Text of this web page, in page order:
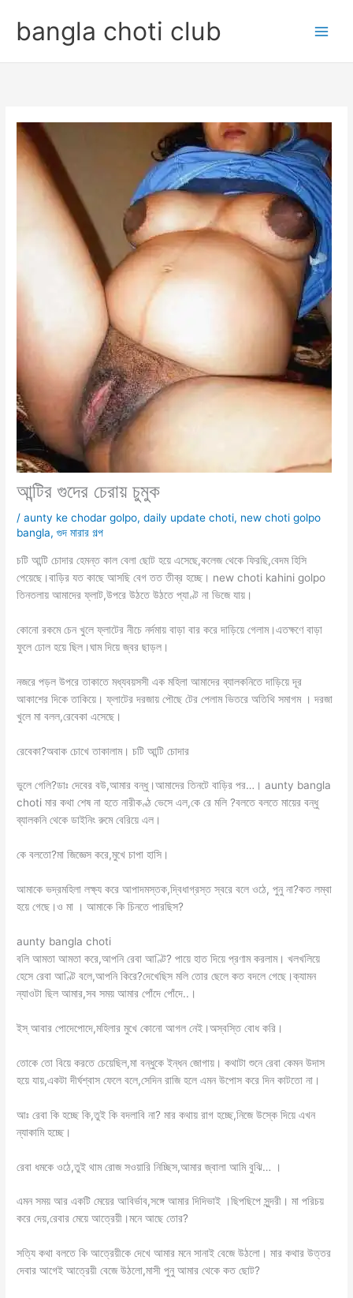
contentbangla choti club
আন্টির গুদের চেরায় চুমুক
/aunty ke chodar golpo,daily update choti, new choti golpo
bangla,গুদ মারার গল্প
চটি আন্টি চোদার হেমন্ত কাল বেলা ছোট হয়ে এসেছে,কলেজ থেকে ফিরছি,বেদম হিসি
পেয়েছে।বাড়ির যত কাছে আসছি বেগ তত তীব্র হচ্ছে। new choti kahini golpo
তিনতলায় আমাদের ফ্লাট,উপরে উঠতে উঠতে প্যাণ্ট না ভিজে যায়।
কোনো রকমে চেন খুলে ফ্লাটের নীচে নর্দমায় বাড়া বার করে দাড়িয়ে গেলাম।এতক্ষণে বাড়া
ফুলে ঢোল হয়ে ছিল।ঘাম দিয়ে জ্বর ছাড়ল।
নজরে পড়ল উপরে তাকাতে মধ্যবয়সসী এক মহিলা আমাদের ব্যালকনিতে দাড়িয়ে দূর
আকাশের দিকে তাকিয়ে। ফ্লাটের দরজায় পৌছে টের পেলাম ভিতরে অতিথি সমাগম । দরজা
খুলে মা বলল,রেবেকা এসেছে।
রেবেকা?অবাক চোখে তাকালাম। চটি আন্টি চোদার
ভুলে গেলি?ডাঃ দেবের বউ,আমার বন্ধু।আমাদের তিনটে বাড়ির পর…। aunty bangla
choti মার কথা শেষ না হতে নারীকণ্ঠ ভেসে এল,কে রে মলি ?বলতে বলতে মায়ের বন্ধু
ব্যালকনি থেকে ডাইনিং রুমে বেরিয়ে এল।
কে বলতো?মা জিজ্ঞেস করে,মুখে চাপা হাসি।
আমাকে ভদ্রমহিলা লক্ষ্য করে আপাদমস্তক,দ্বিধাগ্রস্ত স্বরে বলে ওঠে, পুনু না?কত লম্বা
হয়ে গেছে।ও মা । আমাকে কি চিনতে পারছিস?
aunty bangla choti
বলি আমতা আমতা করে,আপনি রেবা আণ্টি? পায়ে হাত দিয়ে প্রণাম করলাম। খলখলিয়ে
হেসে রেবা আণ্টি বলে,আপনি কিরে?দেখেছিস মলি তোর ছেলে কত বদলে গেছে।ক্যামন
ন্যাওটা ছিল আমার,সব সময় আমার পোঁদে পোঁদে..।
ইস্ আবার পোদেপোদে,মহিলার মুখে কোনো আগল নেই।অস্বস্তি বোধ করি।
তোকে তো বিয়ে করতে চেয়েছিল,মা বন্ধুকে ইন্ধন জোগায়। কথাটা শুনে রেবা কেমন উদাস
হয়ে যায়,একটা দীর্ঘশ্বাস ফেলে বলে,সেদিন রাজি হলে এমন উপোস করে দিন কাটতো না।
আঃ রেবা কি হচ্ছে কি,তুই কি বদলাবি না? মার কথায় রাগ হচ্ছে,নিজে উস্কে দিয়ে এখন
ন্যাকামি হচ্ছে।
রেবা ধমকে ওঠে,তুই থাম রোজ সওয়ারি নিচ্ছিস,আমার জ্বালা আমি বুঝি… ।
এমন সময় আর একটি মেয়ের আবির্ভাব,সঙ্গে আমার দিদিভাই ।ছিপছিপে সুন্দরী। মা পরিচয়
করে দেয়,রেবার মেয়ে আত্রেয়ী।মনে আছে তোর?
সত্যি কথা বলতে কি আত্রেয়ীকে দেখে আমার মনে সানাই বেজে উঠলো। মার কথার উত্তর
দেবার আগেই আত্রেয়ী বেজে উঠলো,মাসী পুনু আমার থেকে কত ছোট?